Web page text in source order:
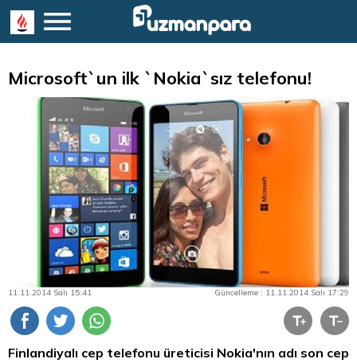
Microsoft`un ilk `Nokia`sız telefonu!
11.11.2014 Salı 15:41 Güncelleme : 11.11.2014 Salı 17:29
Finlandiyalı cep telefonu üreticisi Nokia'nın adı son cep